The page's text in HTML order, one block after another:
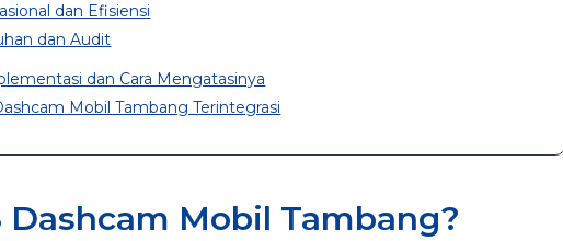
dan Efisiensi
dan Audit
dan Cara Mengatasinya
Mobil Tambang Terintegrasi
Dashcam Mobil Tambang?